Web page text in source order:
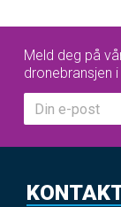
Meld deg på
dronebransjen